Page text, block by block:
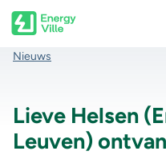
Skip to main content
Kruimelpad
Nieuws
Lieve Helsen
Leuven)